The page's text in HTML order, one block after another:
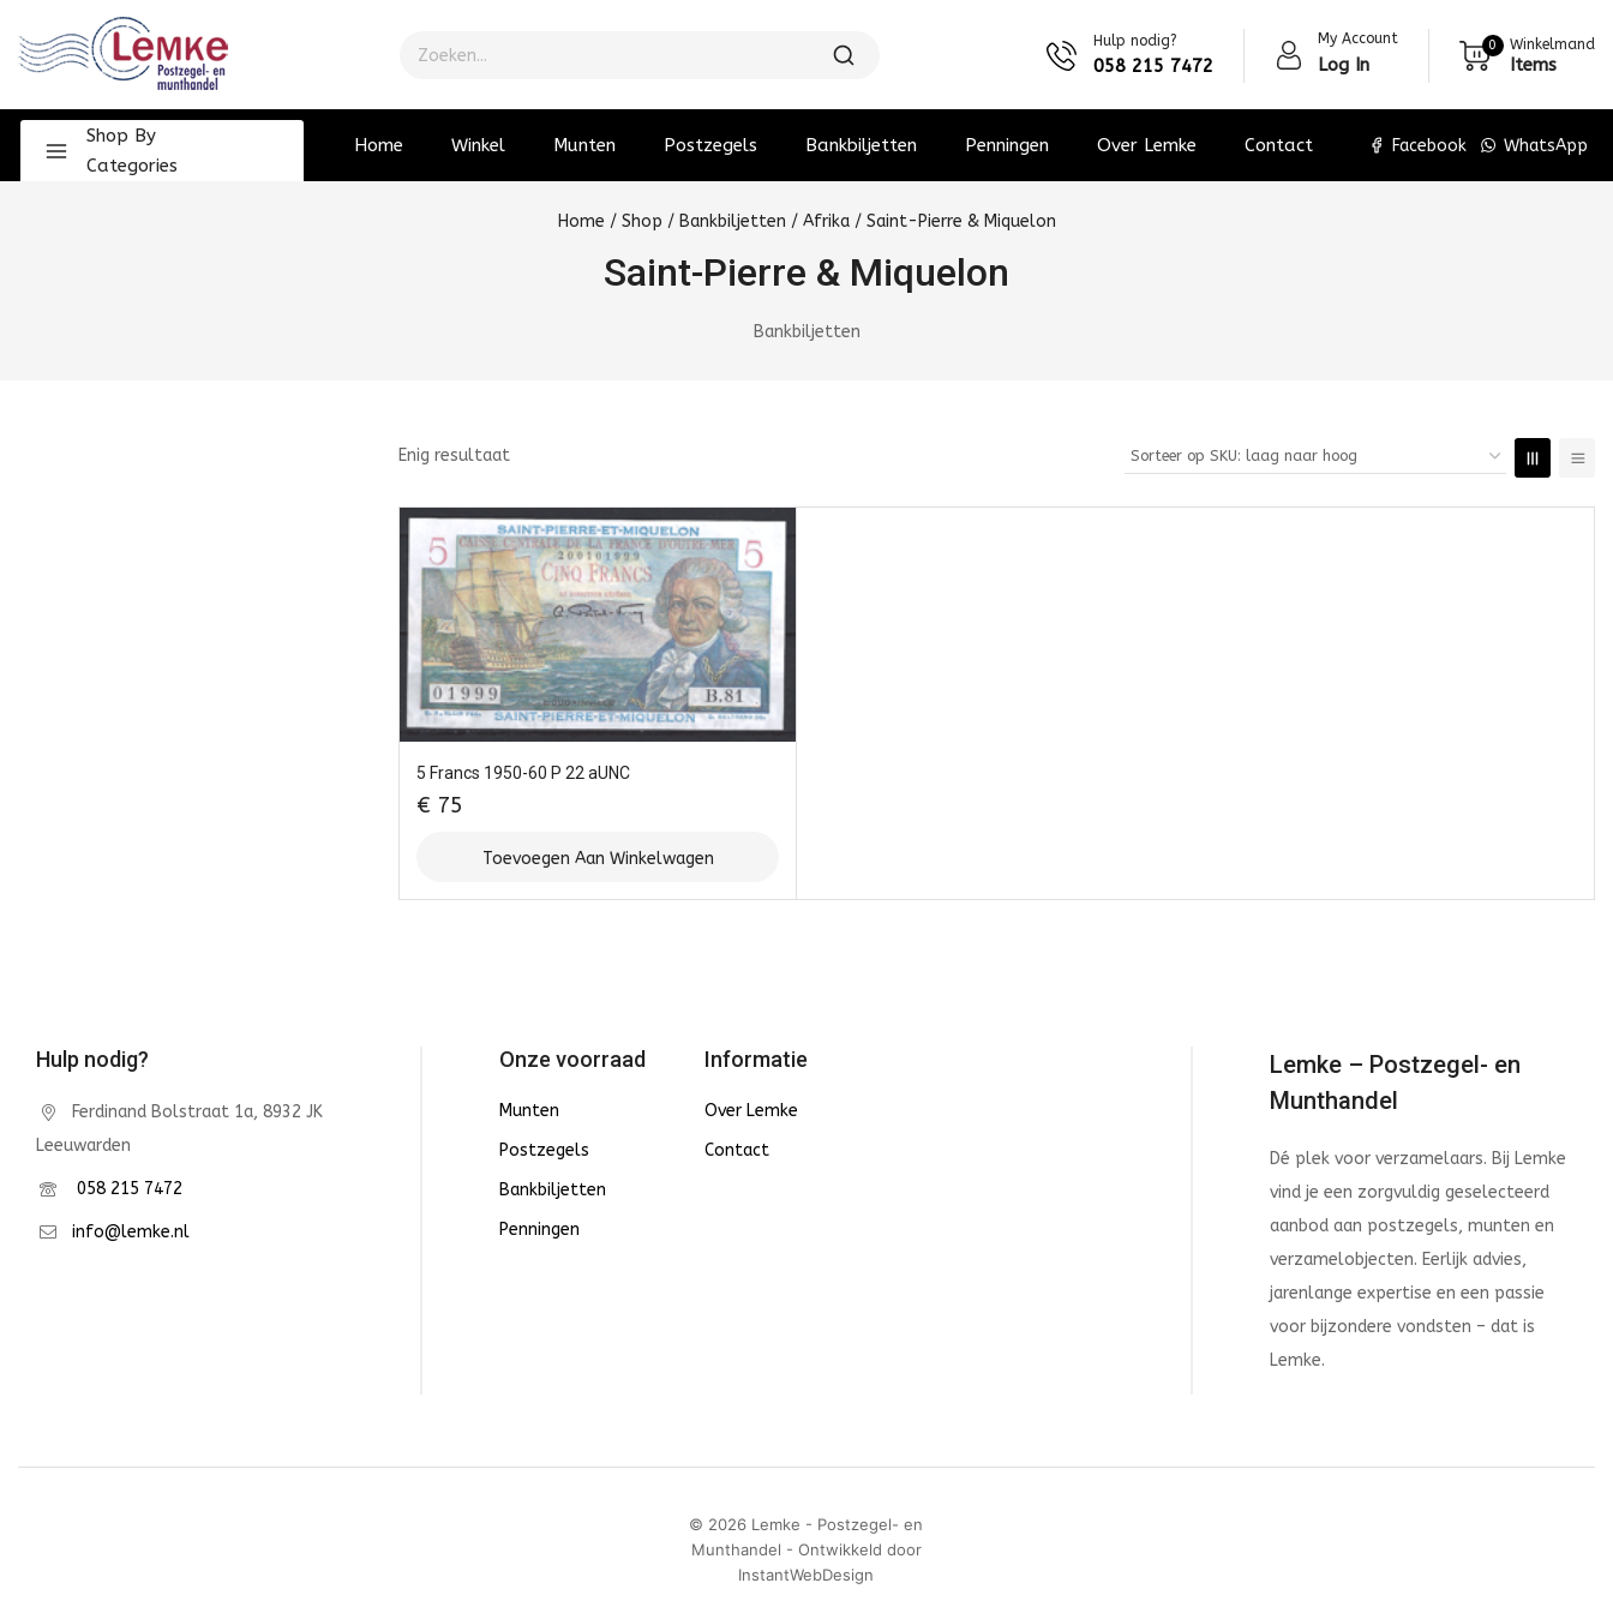
Hulp nodig?
058 215 7472
My Account
Log In
0 Winkelmand
Items
Shop By
Categories
Home Winkel Munten Postzegels Bankbiljetten Penningen Over Lemke Contact Facebook WhatsApp
Home / Shop / Bankbiljetten / Afrika / Saint-Pierre & Miquelon
Saint-Pierre & Miquelon
Bankbiljetten
Enig resultaat
5 Francs 1950-60 P 22 aUNC
€ 75
Toevoegen Aan Winkelwagen
Hulp nodig?
Ferdinand Bolstraat 1a, 8932 JK
Leeuwarden
058 215 7472
info@lemke.nl
Onze voorraad
Munten
Postzegels
Bankbiljetten
Penningen
Informatie
Over Lemke
Contact
Lemke – Postzegel- en
Munthandel
Dé plek voor verzamelaars. Bij Lemke
vind je een zorgvuldig geselecteerd
aanbod aan postzegels, munten en
verzamelobjecten. Eerlijk advies,
jarenlange expertise en een passie
voor bijzondere vondsten – dat is
Lemke.
© 2026 Lemke - Postzegel- en
Munthandel - Ontwikkeld door
InstantWebDesign